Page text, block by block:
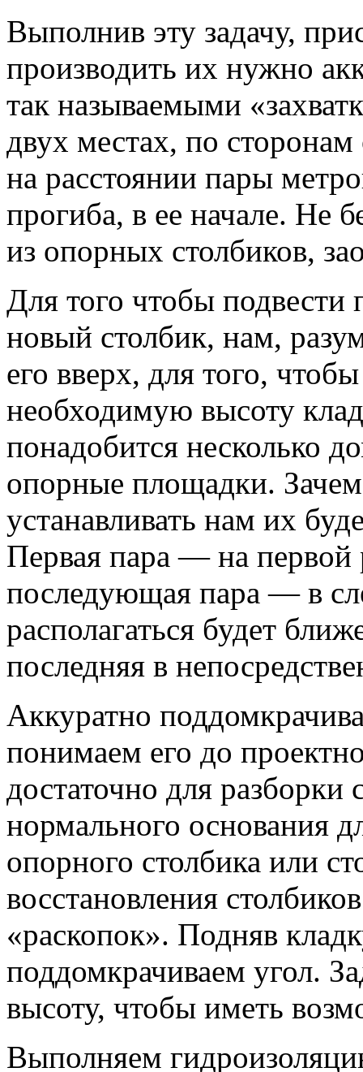
Выполнив эту задачу,
производить их нужно
так называемыми
двух местах, по
на расстоянии пары
прогиба, в ее начале. Не
из опорных столбиков,
Для того чтобы
новый столбик, нам,
его вверх, для того,
необходимую высоту
понадобится несколько
опорные площадки.
устанавливать нам их
Первая пара — на первой
последующая пара — в
располагаться будет
последняя в
Аккуратно
понимаем его до
достаточно для разборки
нормального основания
опорного столбика или
восстановления
«раскопок». Подняв
поддомкрачиваем угол.
высоту, чтобы иметь
Выполняем